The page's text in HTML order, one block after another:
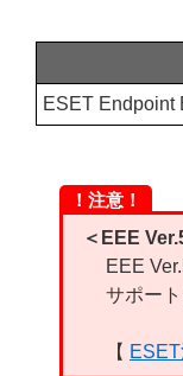
ESET Endpoint
！注意！
＜EEE
EEE
サポー
【